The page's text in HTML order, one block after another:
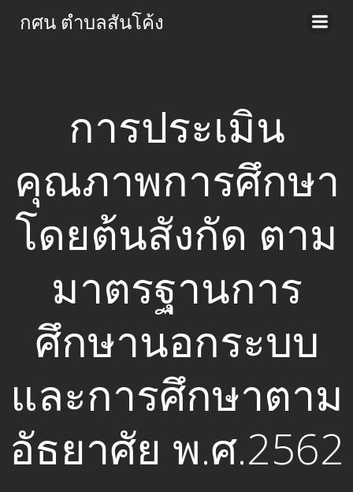
กศน ตำบลสันโค้ง
การประเมิน
คุณภาพการศึกษา
โดยต้นสังกัด ตาม
มาตรฐานการ
ศึกษานอกระบบ
และการศึกษาตาม
อัธยาศัย พ.ศ.2562